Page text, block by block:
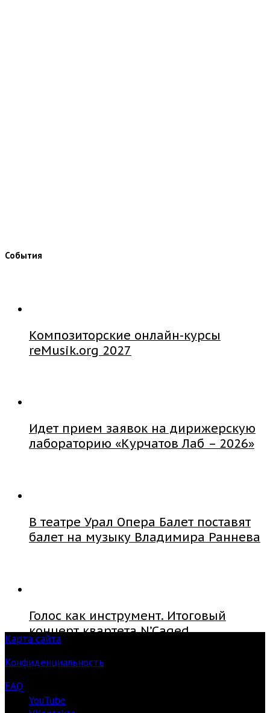
События
Композиторские онлайн-курсы
reMusik.org 2027
Идет прием заявок на дирижерскую
лабораторию «Курчатов Лаб – 2026»
В театре Урал Опера Балет поставят
балет на музыку Владимира Раннева
Голос как инструмент. Итоговый
концерт квартета N’Caged
Карта сайта
Конфиденциальность
FAQ
YouTube